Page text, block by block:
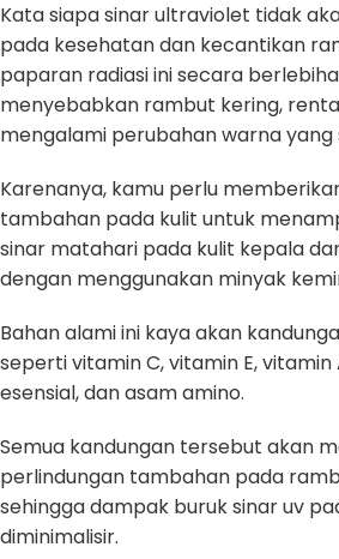
Kata siapa sinar ultraviolet tidak
pada kesehatan dan kecantikan
paparan radiasi ini secara
menyebabkan rambut kering,
mengalami perubahan warna yang
Karenanya, kamu perlu
tambahan pada kulit untuk
sinar matahari pada kulit kepala
dengan menggunakan minyak
Bahan alami ini kaya akan
seperti vitamin C, vitamin E, vitamin
esensial, dan asam amino.
Semua kandungan tersebut akan
perlindungan tambahan pada
sehingga dampak buruk sinar uv
diminimalisir.